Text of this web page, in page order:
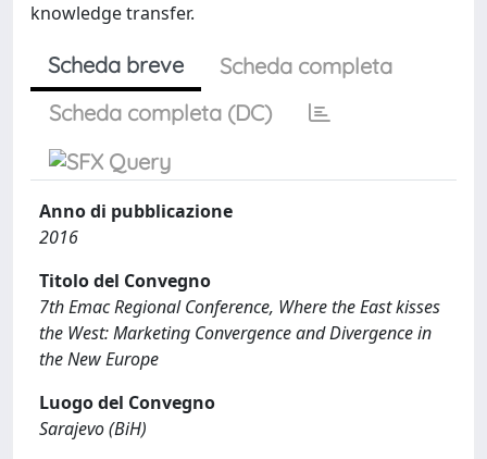
knowledge transfer.
Scheda breve
Scheda completa
Scheda completa (DC)
Anno di pubblicazione
2016
Titolo del Convegno
7th Emac Regional Conference, Where the East kisses
the West: Marketing Convergence and Divergence in
the New Europe
Luogo del Convegno
Sarajevo (BiH)